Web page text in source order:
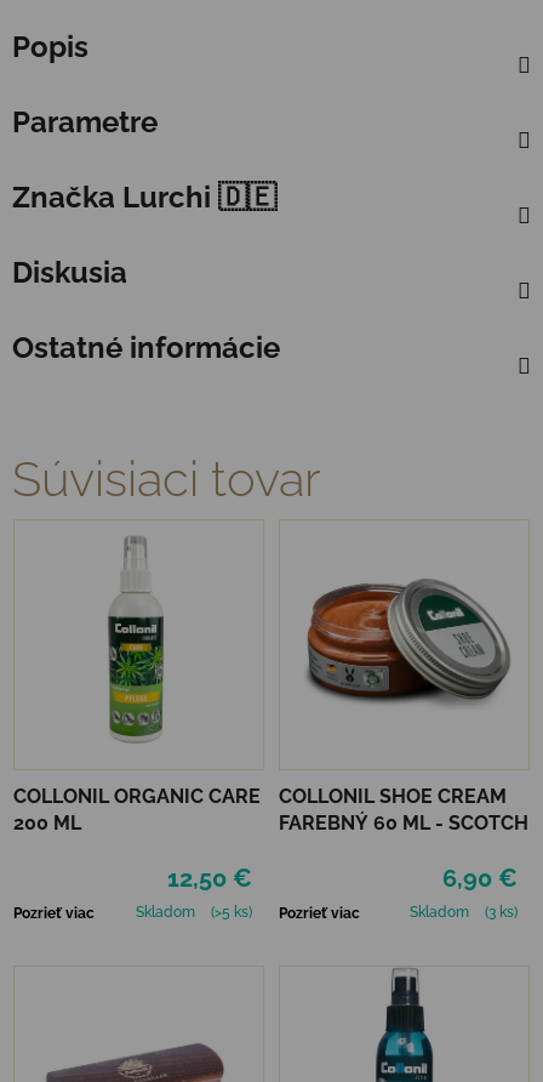
Popis
Parametre
Značka Lurchi 🇩🇪
Diskusia
Ostatné informácie
Súvisiaci tovar
COLLONIL ORGANIC CARE
200 ML
12,50 €
Pozrieť viac Skladom (>5 ks)
COLLONIL SHOE CREAM
FAREBNÝ 60 ML - SCOTCH
6,90 €
Pozrieť viac Skladom (3 ks)